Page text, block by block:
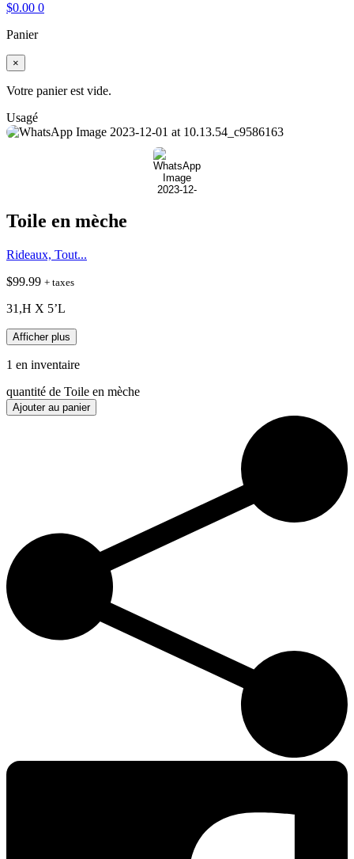
$0.00 0
Panier
×
Votre panier est vide.
Usagé
Toile en mèche
Rideaux, Tout...
$99.99 + taxes
31,H X 5’L
Afficher plus
1 en inventaire
quantité de Toile en mèche
Ajouter au panier